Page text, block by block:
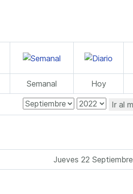
Semanal Hoy
Ir al
Jueves 22